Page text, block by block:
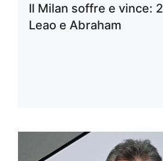
Il Milan soffre e vince:
Leao e Abraham